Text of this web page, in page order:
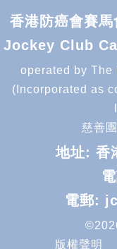
香港防癌會賽
Jockey Club
operated by The
(Incorporated as
慈善
地址: 香
電郵:
版權聲明